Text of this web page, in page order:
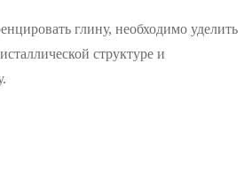
глину, необходимо уделить
структуре и